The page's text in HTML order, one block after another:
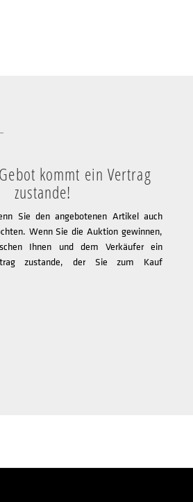
kommt ein Vertrag
zustande!
Sie den angebotenen Artikel auch
Wenn Sie die Auktion gewinnen,
Ihnen und dem Verkäufer ein
zustande, der Sie zum Kauf